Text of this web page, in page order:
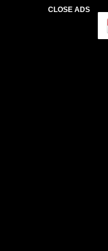
CLOSE ADS